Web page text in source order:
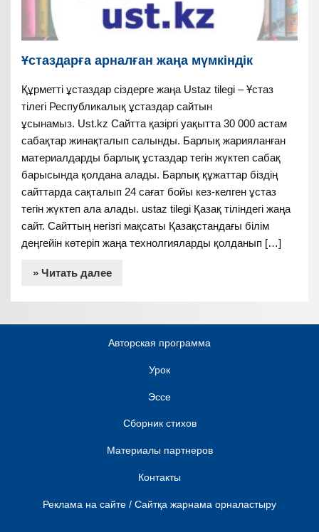
Ұстаздарға арналған жаңа мүмкіндік
Құрметті ұстаздар сіздерге жаңа Ustaz tilegi – Ұстаз
тілегі Республикалық ұстаздар сайтын
ұсынамыз. Ust.kz Сайтта қазіргі уақытта 30 000 астам
сабақтар жинақталып салынды. Барлық жарияланған
материалдарды барлық ұстаздар тегін жүктеп сабақ
барысында қолдана алады. Барлық құжаттар біздің
сайттарда сақталып 24 сағат бойы кез-келген ұстаз
тегін жүктеп ала алады. ustaz tilegi Қазақ тіліндегі жаңа
сайт. Сайттың негізгі мақсаты Қазақстандағы білім
деңгейін көтеріп жаңа технолгияларды қолданып […]
» Читать далее
Авторская программа
Урок
Эссе
Сборник стихов
Материалы партнеров
Контакты
Реклама на сайте / Сайтқа жарнама орналастыру